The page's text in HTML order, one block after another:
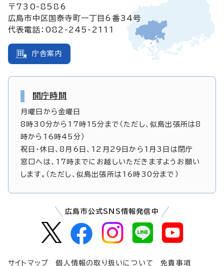
〒730-8586
広島市中区国泰寺町一丁目6番34号
代表電話：082-245-2111
庁舎案内
開庁時間
月曜日から金曜日
8時30分から17時15分まで（ただし、似島出張所は8
時から16時45分）
祝日・休日、8月6日、12月29日から1月3日は閉庁
窓口へは、17時までにお越しいただきますようお願い
します。（ただし、似島出張所は16時30分まで）
広島市公式SNS情報発信中
サイトマップ 個人情報の取り扱いについて 免責事項